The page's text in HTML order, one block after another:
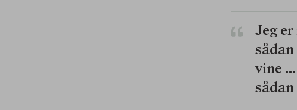
Jeg
vine